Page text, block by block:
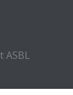
ASBL